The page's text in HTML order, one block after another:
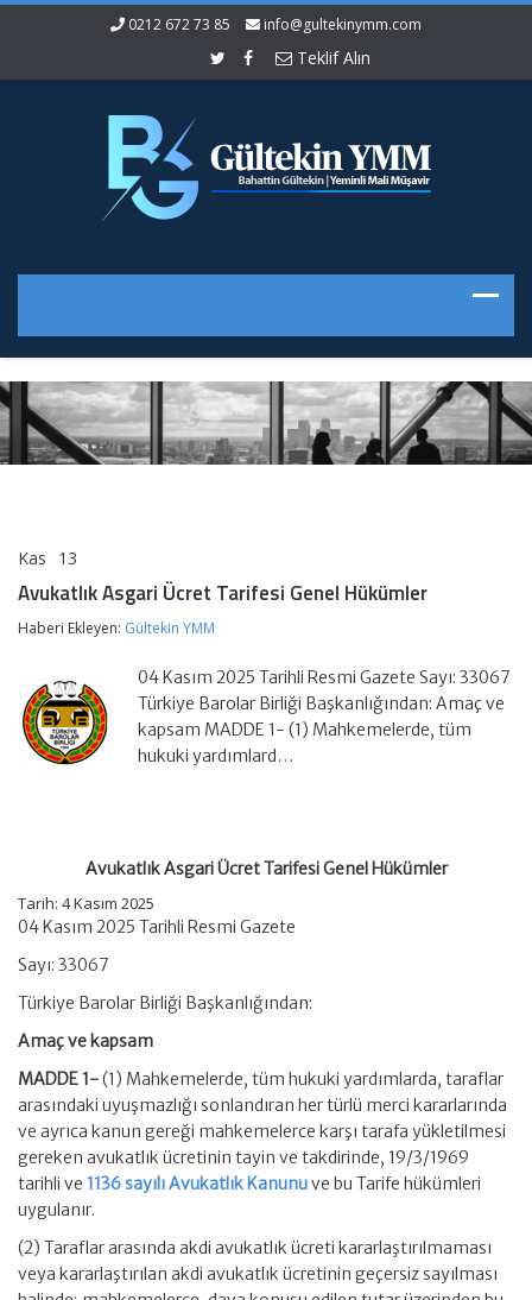
0212 672 73 85 info@gultekinymm.com
Teklif Alın
Kas 13
Ücret
Tarifesi
Genel
Avukatlık Asgari Ücret Tarifesi Genel Hükümler
Haberi Ekleyen: Gültekin YMM
04 Kasım 2025 Tarihli Resmi Gazete Sayı: 33067
Türkiye Barolar Birliği Başkanlığından: Amaç ve
kapsam MADDE 1- (1) Mahkemelerde, tüm
hukuki yardımlard…
Avukatlık Asgari Ücret Tarifesi Genel Hükümler
Tarih: 4 Kasım 2025
04 Kasım 2025 Tarihli Resmi Gazete
Sayı: 33067
Türkiye Barolar Birliği Başkanlığından:
Amaç ve kapsam
MADDE 1-(1) Mahkemelerde, tüm hukuki yardımlarda, taraflar
arasındaki uyuşmazlığı sonlandıran her türlü merci kararlarında
ve ayrıca kanun gereği mahkemelerce karşı tarafa yükletilmesi
gereken avukatlık ücretinin tayin ve takdirinde, 19/3/1969
tarihli ve 1136 sayılı Avukatlık Kanunuve bu Tarife hükümleri
uygulanır.
(2) Taraflar arasında akdi avukatlık ücreti kararlaştırılmaması
veya kararlaştırılan akdi avukatlık ücretinin geçersiz sayılması